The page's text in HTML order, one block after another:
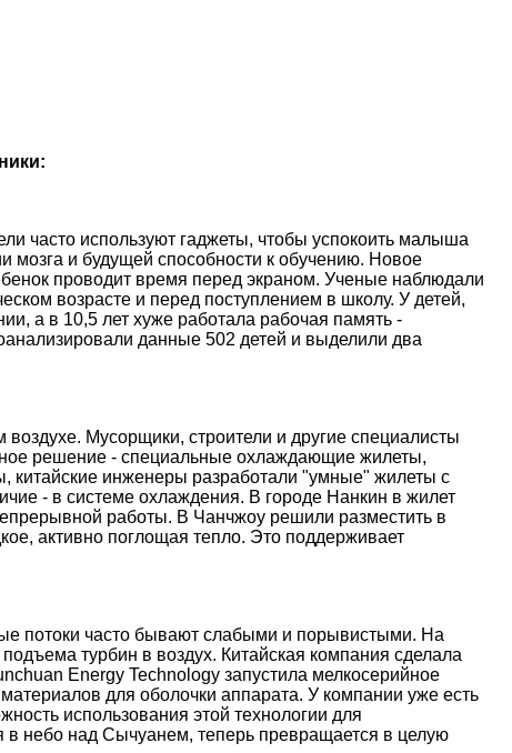
часто используют гаджеты, чтобы успокоить малыша
мозга и будущей способности к обучению. Новое
проводит время перед экраном. Ученые наблюдали
возрасте и перед поступлением в школу. У детей,
а в 10,5 лет хуже работала рабочая память -
данные 502 детей и выделили два
Мусорщики, строители и другие специалисты
решение - специальные охлаждающие жилеты,
китайские инженеры разработали "умные" жилеты с
- в системе охлаждения. В городе Нанкин в жилет
работы. В Чанчжоу решили разместить в
активно поглощая тепло. Это поддерживает
потоки часто бывают слабыми и порывистыми. На
турбин в воздух. Китайская компания сделала
Energy Technology запустила мелкосерийное
для оболочки аппарата. У компании уже есть
использования этой технологии для
в небо над Сычуанем, теперь превращается в целую